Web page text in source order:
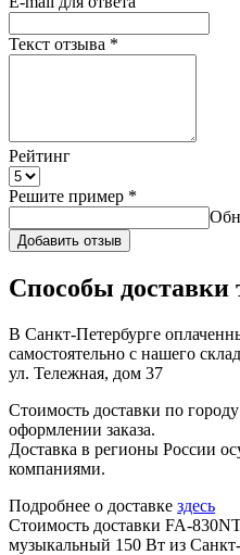
Текст отзыва *
Рейтинг
Решите пример *
Добавить отзыв
Способы доставки
В Санкт-Петербурге
самостоятельно с нашего
ул. Тележная, дом 37
Стоимость доставки по
оформлении заказа.
Доставка в регионы России
компаниями.
Подробнее о доставке здесь
Стоимость доставки FA-
музыкальный 150 Вт из